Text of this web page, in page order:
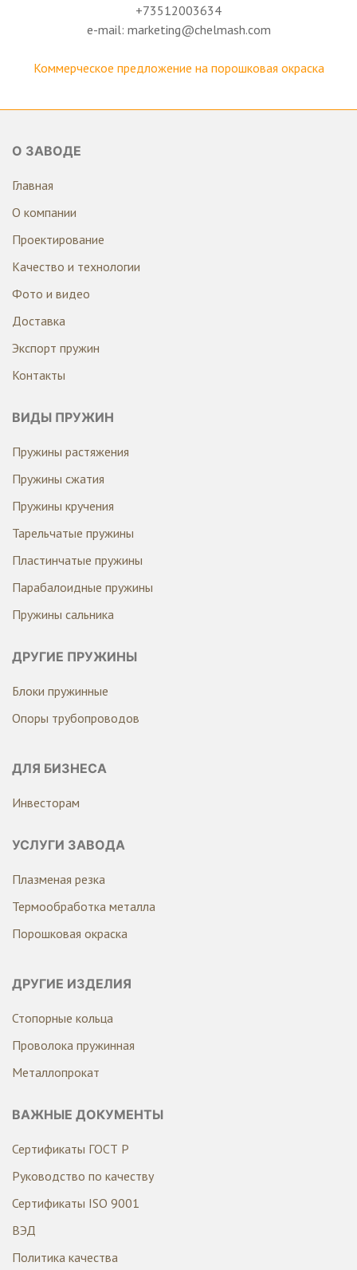
+73512003634
e-mail: marketing@chelmash.com
Коммерческое предложение на порошковая окраска
О ЗАВОДЕ
Главная
О компании
Проектирование
Качество и технологии
Фото и видео
Доставка
Экспорт пружин
Контакты
ВИДЫ ПРУЖИН
Пружины растяжения
Пружины сжатия
Пружины кручения
Тарельчатые пружины
Пластинчатые пружины
Парабалоидные пружины
Пружины сальника
ДРУГИЕ ПРУЖИНЫ
Блоки пружинные
Опоры трубопроводов
ДЛЯ БИЗНЕСА
Инвесторам
УСЛУГИ ЗАВОДА
Плазменая резка
Термообработка металла
Порошковая окраска
ДРУГИЕ ИЗДЕЛИЯ
Стопорные кольца
Проволока пружинная
Металлопрокат
ВАЖНЫЕ ДОКУМЕНТЫ
Сертификаты ГОСТ Р
Руководство по качеству
Сертификаты ISO 9001
ВЭД
Политика качества